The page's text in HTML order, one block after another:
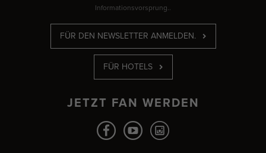
Informationsvorsprung..
FÜR DEN NEWSLETTER ANMELDEN.
FÜR HOTELS
JETZT FAN WERDEN